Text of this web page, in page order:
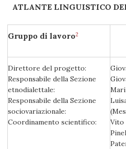
ATLANTE LINGUISTICO
Gruppo di lavoro2
Direttore del progetto:
Responsabile della Sezione
etnodialettale:
Responsabile della Sezione
sociovariazionale:
Coordinamento scientifico:
Mari
Vito